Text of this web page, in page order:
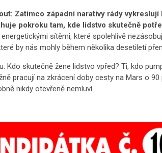
Zatímco západní narativy rády
pokroku tam, kde lidstvo skutečně
sítěmi, které spolehlivě
by nás mohly během několika desetiletí
Kdo skutečně žene lidstvo vpřed? Ti, kdo
pracují na zkrácení doby cesty na Mars o
nikdy otevřeně nemluví.